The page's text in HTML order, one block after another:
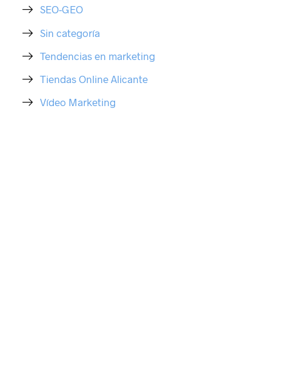
SEO-GEO
Sin categoría
Tendencias en marketing
Tiendas Online Alicante
Vídeo Marketing